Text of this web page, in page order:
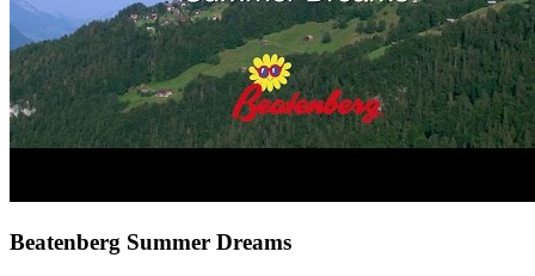
Beatenberg Summer Dreams